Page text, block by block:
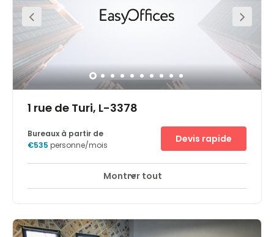
1 rue de Turi, L-3378
Centre-ville
Luxembourg à seulement 6 km de la frontière française.
Nos formules flexibles et la possibilité de réserver en ligne
Bureaux à partir de
€535 personne/mois
Devis rapide
Montrer tout